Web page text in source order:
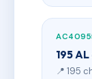
195
📍 195